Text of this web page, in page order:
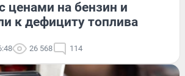
ценами на бензин и
к дефициту топлива
26 568 114